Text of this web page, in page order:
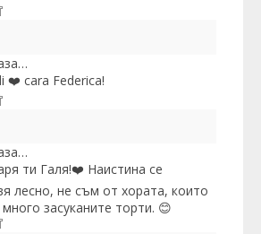
❤️ cara Federica!
ти Галя!❤️ Наистина се
лесно, не съм от хората, които
засуканите торти. 😊